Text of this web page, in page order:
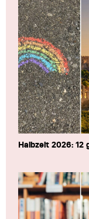
Halbzeit 2026: 12